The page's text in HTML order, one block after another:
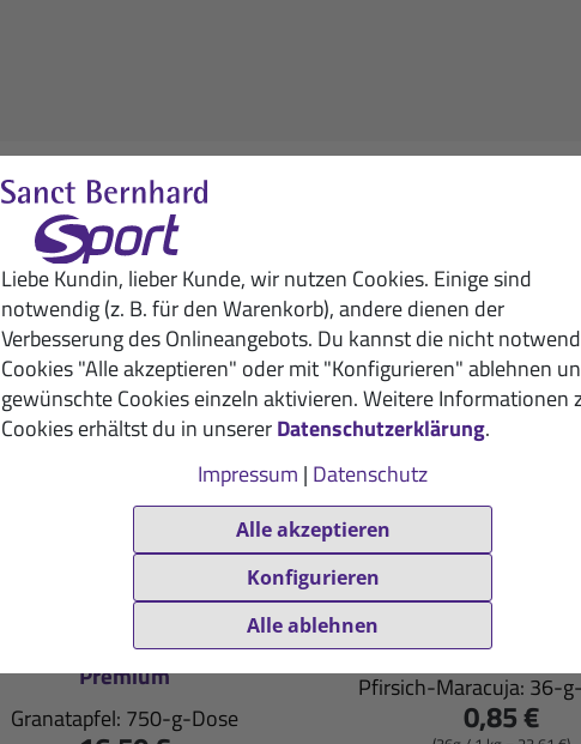
Liebe Kundin, lieber Kunde, wir nutzen Cookies. Einige sind
notwendig (z. B. für den Warenkorb), andere dienen der
Verbesserung des Onlineangebots. Du kannst die nicht
Cookies "Alle akzeptieren" oder mit "Konfigurieren" ablehnen
gewünschte Cookies einzeln aktivieren. Weitere Informationen
Cookies erhältst du in unsererDatenschutzerklärung.
Impressum | Datenschutz
Alle akzeptieren
Konfigurieren
Alle ablehnen
Verwandte Artikel
Regeneration Mineraldrink-
Premium
Granatapfel: 750-g-Dose
Isoton Energiedrink
Pfirsich-Maracuja: 36-
0,85 €